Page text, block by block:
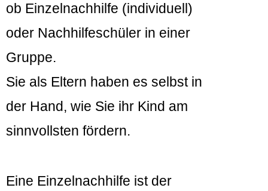
ob Einzelnachhilfe (individuell)
oder Nachhilfeschüler in einer
Gruppe.
Sie als Eltern haben es selbst in
der Hand, wie Sie ihr Kind am
sinnvollsten fördern.
Eine Einzelnachhilfe ist der